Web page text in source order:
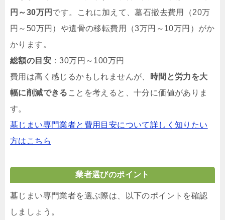
円～30万円 です。これに加えて、墓石撤去費用（20万
円～50万円）や遺骨の移転費用（3万円～10万円）がか
かります。
総額の目安 ：30万円～100万円
費用は高く感じるかもしれませんが、
時間と労力を大
幅に削減できる ことを考えると、十分に価値がありま
す。
墓じまい専門業者と費用目安について詳しく知りたい
方はこちら
業者選びのポイント
墓じまい専門業者を選ぶ際は、以下のポイントを確認
しましょう。